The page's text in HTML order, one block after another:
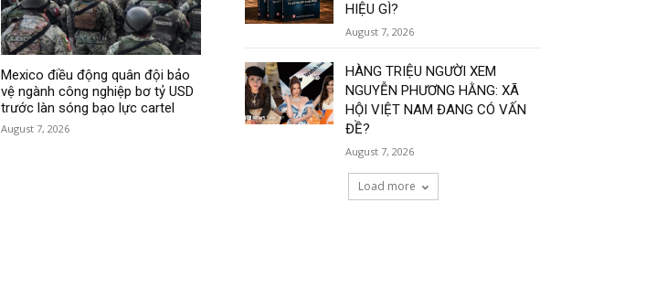
Mexico điều động quân đội bảo
vệ ngành công nghiệp bơ tỷ USD
trước làn sóng bạo lực cartel
August 7, 2026
HIỆU GÌ?
August 7, 2026
HÀNG TRIỆU NGƯỜI XEM
NGUYỄN PHƯƠNG HẰNG: XÃ
HỘI VIỆT NAM ĐANG CÓ VẤN
ĐỀ?
August 7, 2026
Load more